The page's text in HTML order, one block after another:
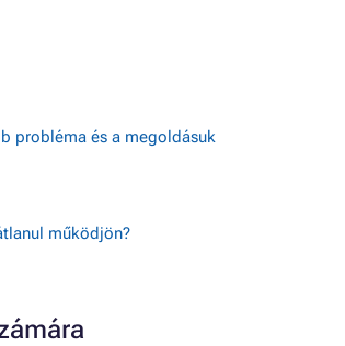
probléma és a megoldásuk
működjön?